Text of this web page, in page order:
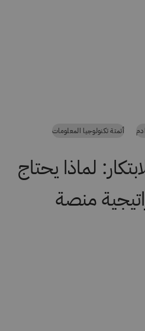
أتمتة تكنولوجيا المعلومات
لماذا يحتاج
منصة